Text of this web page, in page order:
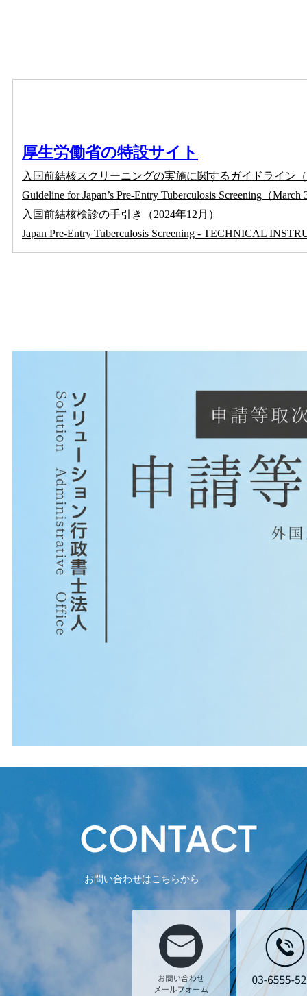
厚生労働省の特設サイト
入国前結核スクリーニングの実施に関するガイドライン
Guideline for Japan’s Pre-Entry Tuberculosis Screening（March
入国前結核検診の手引き（2024年12月）
Japan Pre-Entry Tuberculosis Screening - TECHNICAL
お問い合わせはこちらから